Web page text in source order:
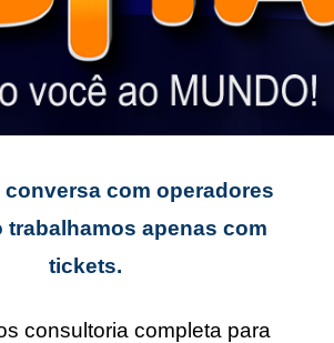
com operadores
trabalhamos apenas com
tickets.
consultoria completa para